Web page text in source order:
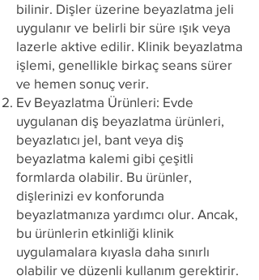
bilinir. Dişler üzerine beyazlatma jeli
uygulanır ve belirli bir süre ışık veya
lazerle aktive edilir. Klinik beyazlatma
işlemi, genellikle birkaç seans sürer
ve hemen sonuç verir.
Ev Beyazlatma Ürünleri: Evde
uygulanan diş beyazlatma ürünleri,
beyazlatıcı jel, bant veya diş
beyazlatma kalemi gibi çeşitli
formlarda olabilir. Bu ürünler,
dişlerinizi ev konforunda
beyazlatmanıza yardımcı olur. Ancak,
bu ürünlerin etkinliği klinik
uygulamalara kıyasla daha sınırlı
olabilir ve düzenli kullanım gerektirir.